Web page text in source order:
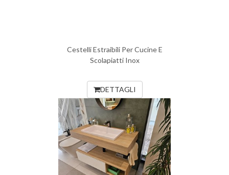
Cestelli Estraibili Per Cucine E
Scolapiatti Inox
DETTAGLI